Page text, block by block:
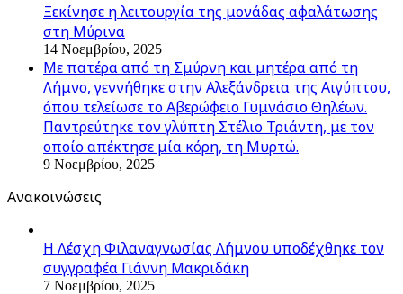
Ξεκίνησε η λειτουργία της μονάδας αφαλάτωσης
στη Μύρινα
14 Νοεμβρίου, 2025
Με πατέρα από τη Σμύρνη και μητέρα από τη
Λήμνο, γεννήθηκε στην Αλεξάνδρεια της Αιγύπτου,
όπου τελείωσε το Αβερώφειο Γυμνάσιο Θηλέων.
Παντρεύτηκε τον γλύπτη Στέλιο Τριάντη, με τον
οποίο απέκτησε μία κόρη, τη Μυρτώ.
9 Νοεμβρίου, 2025
Ανακοινώσεις
Η Λέσχη Φιλαναγνωσίας Λήμνου υποδέχθηκε τον
συγγραφέα Γιάννη Μακριδάκη
7 Νοεμβρίου, 2025